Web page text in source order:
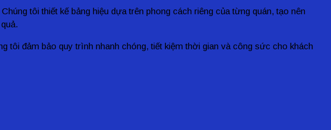
tôi thiết kế bảng hiệu dựa trên phong cách riêng của từng quán, tạo nên
tôi đảm bảo quy trình nhanh chóng, tiết kiệm thời gian và công sức cho khách